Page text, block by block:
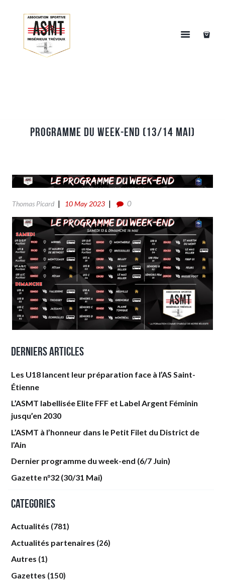
Programme du week-end (13/14 Mai)
Thomas Picard 10 May 2023 0
Derniers articles
Les U18 lancent leur préparation face à l’AS Saint-
Étienne
L’ASMT labellisée Elite FFF et Label Argent Féminin
jusqu’en 2030
L’ASMT à l’honneur dans le Petit Filet du District de
l’Ain
Dernier programme du week-end (6/7 Juin)
Gazette n°32 (30/31 Mai)
Categories
Actualités (781)
Actualités partenaires (26)
Autres (1)
Gazettes (150)